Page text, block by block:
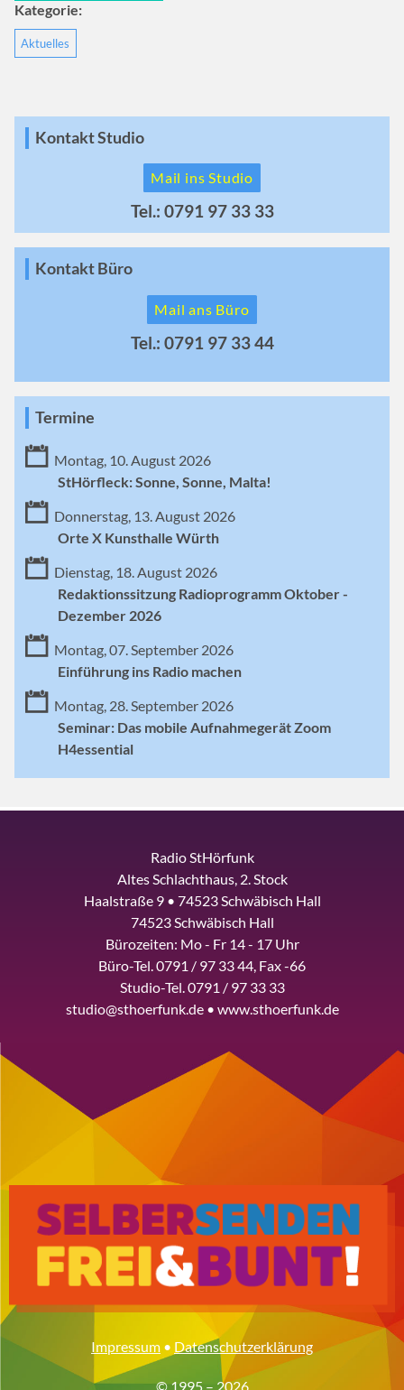
Kategorie:
Aktuelles
Kontakt Studio
Mail ins Studio
Tel.: 0791 97 33 33
Kontakt Büro
Mail ans Büro
Tel.: 0791 97 33 44
Termine
Montag, 10. August 2026
StHörfleck: Sonne, Sonne, Malta!
Donnerstag, 13. August 2026
Orte X Kunsthalle Würth
Dienstag, 18. August 2026
Redaktionssitzung Radioprogramm Oktober -
Dezember 2026
Montag, 07. September 2026
Einführung ins Radio machen
Montag, 28. September 2026
Seminar: Das mobile Aufnahmegerät Zoom
H4essential
Radio StHörfunk
Altes Schlachthaus, 2. Stock
Haalstraße 9 • 74523 Schwäbisch Hall
74523 Schwäbisch Hall
Bürozeiten: Mo - Fr 14 - 17 Uhr
Büro-Tel. 0791 / 97 33 44, Fax -66
Studio-Tel. 0791 / 97 33 33
studio@sthoerfunk.de • www.sthoerfunk.de
Impressum • Datenschutzerklärung
© 1995 – 2026